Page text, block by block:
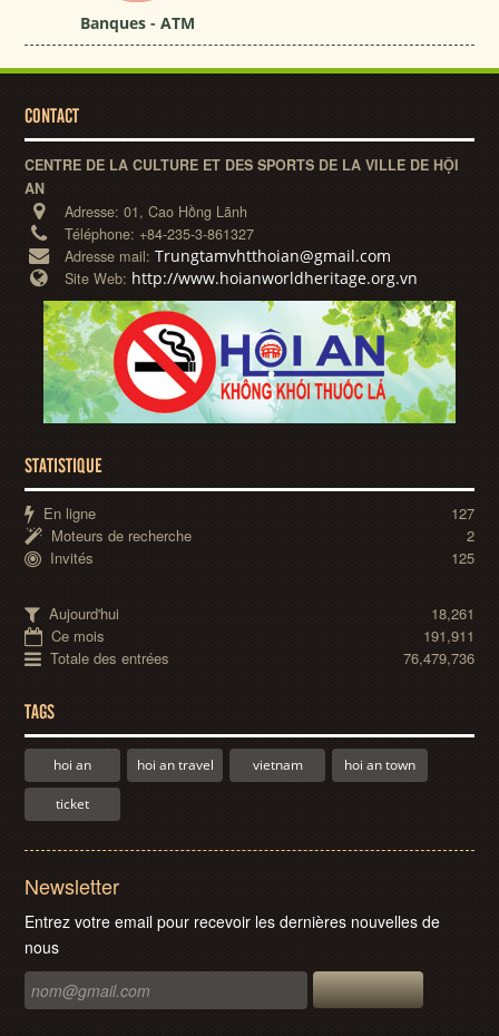
Banques - ATM
CONTACT
CENTRE DE LA CULTURE ET DES SPORTS DE LA VILLE DE HỘI
AN
Adresse:01, Cao Hồng Lãnh
Téléphone:+84-235-3-861327
Adresse mail:Trungtamvhtthoian@gmail.com
Site Web: http://www.hoianworldheritage.org.vn
STATISTIQUE
En ligne
127
Moteurs de recherche
2
Invités
125
Aujourd'hui
18,261
Ce mois
191,911
Totale des entrées
76,479,736
TAGS
hoi an hoi an travel vietnam hoi an town
ticket
Newsletter
Entrez votre email pour recevoir les dernières nouvelles de
nous